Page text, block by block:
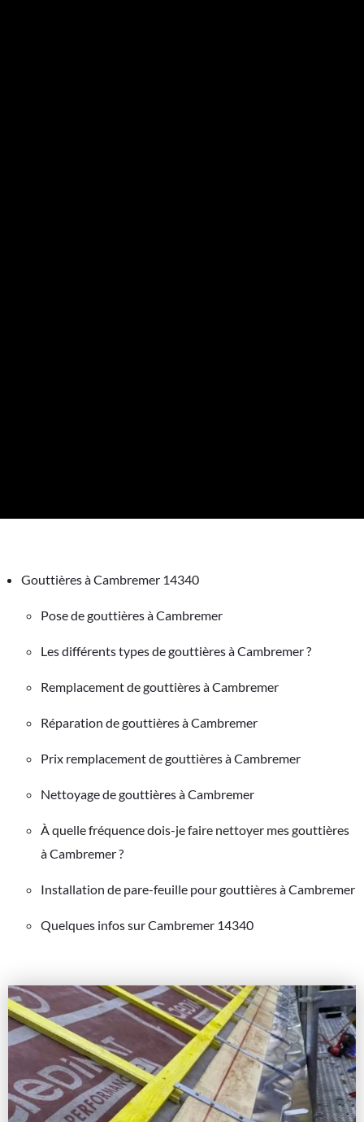
Gouttières à Cambremer 14340
Pose de gouttières à Cambremer
Les différents types de gouttières à Cambremer ?
Remplacement de gouttières à Cambremer
Réparation de gouttières à Cambremer
Prix remplacement de gouttières à Cambremer
Nettoyage de gouttières à Cambremer
À quelle fréquence dois-je faire nettoyer mes gouttières
à Cambremer ?
Installation de pare-feuille pour gouttières à Cambremer
Quelques infos sur Cambremer 14340